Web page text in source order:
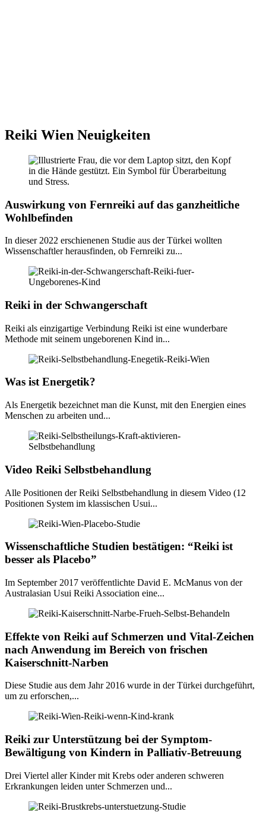
Reiki Wien Neuigkeiten
Auswirkung von Fernreiki auf das ganzheitliche
Wohlbefinden
In dieser 2022 erschienenen Studie aus der Türkei wollten
Wissenschaftler herausfinden, ob Fernreiki zu...
Reiki in der Schwangerschaft
Reiki als einzigartige Verbindung Reiki ist eine wunderbare
Methode mit seinem ungeborenen Kind in...
Was ist Energetik?
Als Energetik bezeichnet man die Kunst, mit den Energien eines
Menschen zu arbeiten und...
Video Reiki Selbstbehandlung
Alle Positionen der Reiki Selbstbehandlung in diesem Video (12
Positionen System im klassischen Usui...
Wissenschaftliche Studien bestätigen: “Reiki ist
besser als Placebo”
Im September 2017 veröffentlichte David E. McManus von der
Australasian Usui Reiki Association eine...
Effekte von Reiki auf Schmerzen und Vital-Zeichen
nach Anwendung im Bereich von frischen
Kaiserschnitt-Narben
Diese Studie aus dem Jahr 2016 wurde in der Türkei durchgeführt,
um zu erforschen,...
Reiki zur Unterstützung bei der Symptom-
Bewältigung von Kindern in Palliativ-Betreuung
Drei Viertel aller Kinder mit Krebs oder anderen schweren
Erkrankungen leiden unter Schmerzen und...